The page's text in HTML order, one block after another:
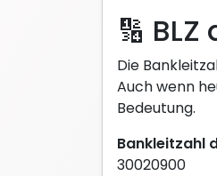
🔢 BLZ
Die
Auch wenn
Bedeutung.
Bankleitzahl
30020900